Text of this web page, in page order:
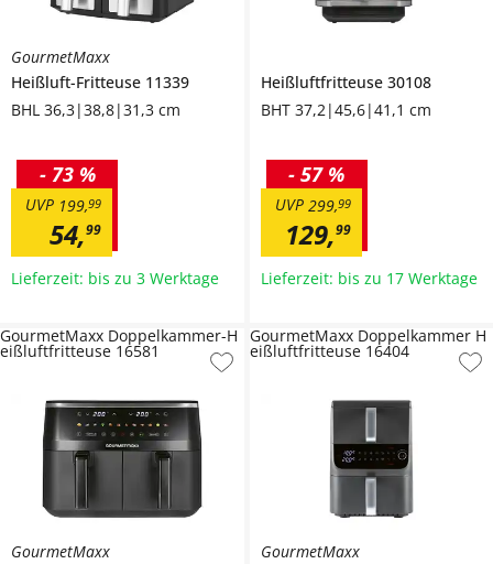
GourmetMaxx
Heißluft-Fritteuse 11339
BHL 36,3|38,8|31,3 cm
54,99
199,99
UVP
- 73 %
Lieferzeit: bis zu 3 Werktage
Heißluftfritteuse 30108
BHT 37,2|45,6|41,1 cm
129,99
299,99
UVP
- 57 %
Lieferzeit: bis zu 17 Werktage
GourmetMaxx
GourmetMaxx Doppelkammer-H
eißluftfritteuse 16581
GourmetMaxx
GourmetMaxx Doppelkammer H
eißluftfritteuse 16404